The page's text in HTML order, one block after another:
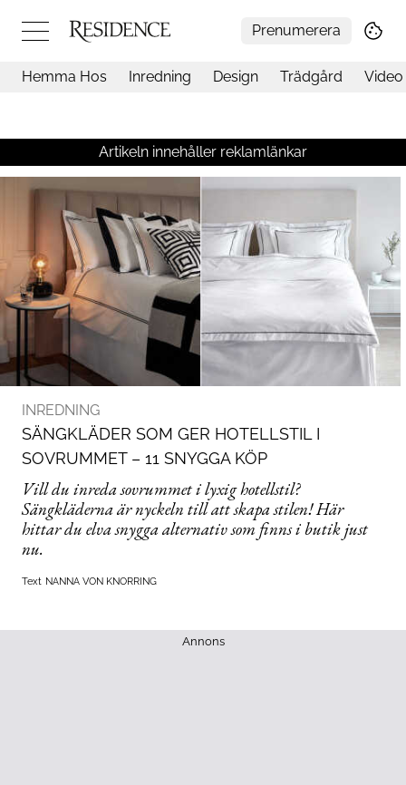
Prenumerera
Konst
Trädgård
Inredning
Livsstil
Resor
Mat & Dryck
Influencers
Hemma Hos Inredning Design Trädgård Video
Artikeln innehåller reklamlänkar
INREDNING
SÄNGKLÄDER SOM GER HOTELLSTIL I
SOVRUMMET – 11 SNYGGA KÖP
Vill du inreda sovrummet i lyxig hotellstil?
Sängkläderna är nyckeln till att skapa stilen! Här
hittar du elva snygga alternativ som finns i butik just
nu.
Text NANNA VON KNORRING
Annons